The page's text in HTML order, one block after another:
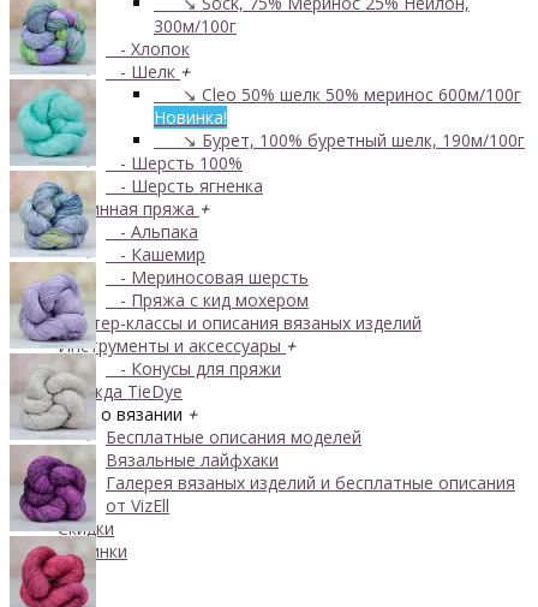
300м/100г
- Хлопок
- Шелк +
↘ Cleo 50% шелк 50% меринос 600м/100г
Новинка!
↘ Бурет, 100% буретный шелк, 190м/100г
- Шерсть 100%
- Шерсть ягненка
Бобинная пряжа +
- Альпака
- Кашемир
- Мериносовая шерсть
- Пряжа с кид мохером
Мастер-классы и описания вязаных изделий
Инструменты и аксессуары +
- Конусы для пряжи
Одежда TieDye
Блог о вязании +
Бесплатные описания моделей
Вязальные лайфхаки
Галерея вязаных изделий и бесплатные описания
от VizEll
Скидки
Новинки